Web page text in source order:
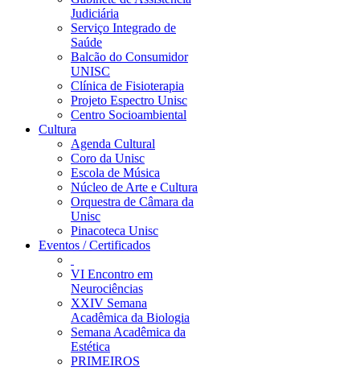
Judiciária
Serviço Integrado de
Saúde
Balcão do Consumidor
UNISC
Clínica de Fisioterapia
Projeto Espectro Unisc
Centro Socioambiental
Cultura
Agenda Cultural
Coro da Unisc
Escola de Música
Núcleo de Arte e Cultura
Orquestra de Câmara da
Unisc
Pinacoteca Unisc
Eventos / Certificados
VI Encontro em
Neurociências
XXIV Semana
Acadêmica da Biologia
Semana Acadêmica da
Estética
PRIMEIROS